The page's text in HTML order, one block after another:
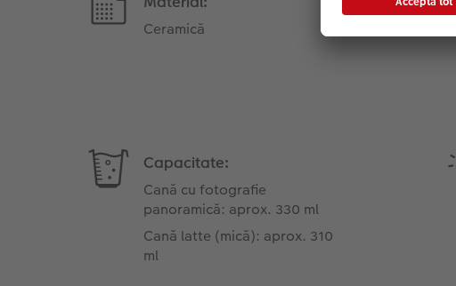
Ceramică
Capacitate:
Cană cu fotografie
panoramică: aprox. 330 ml
Cană latte (mică): aprox. 310
ml